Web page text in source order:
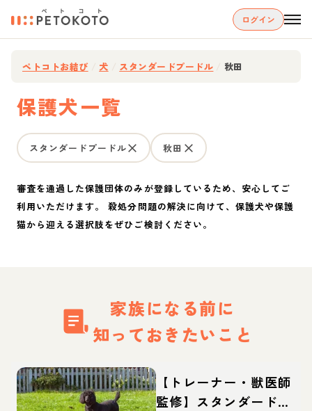
ログイン
ペトコトお結び 犬 スタンダードプードル 秋田
保護犬一覧
スタンダードプードル 秋田
審査を通過した保護団体のみが登録しているため、安心してご
利用いただけます。 殺処分問題の解決に向けて、保護犬や保護
猫から迎える選択肢をぜひご検討ください。
家族になる前に
知っておきたいこと
【トレーナー・獣医師
監修】スタンダードプ